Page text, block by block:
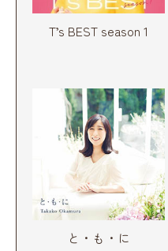
T’s BEST season 1
と・も・に